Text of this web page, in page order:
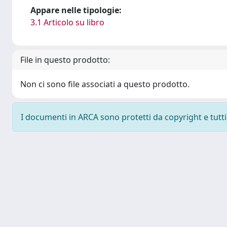
Appare nelle tipologie:
3.1 Articolo su libro
File in questo prodotto:
Non ci sono file associati a questo prodotto.
I documenti in ARCA sono protetti da copyright e